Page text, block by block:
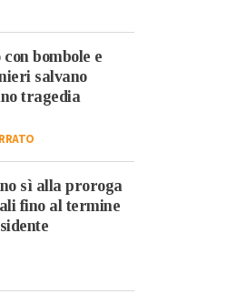
bombole e
salvano
tragedia
sì alla proroga
fino al termine